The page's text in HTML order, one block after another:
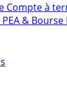
Compte à
PEA & Bourse